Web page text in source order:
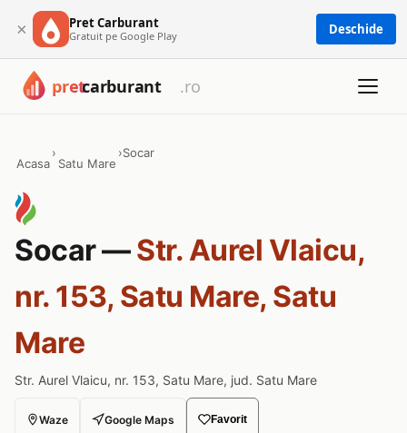
× Pret Carburant
Gratuit pe Google Play Deschide
Acasa
›
Satu Mare
›Socar
Socar —Str. Aurel Vlaicu,
nr. 153, Satu Mare, Satu
Mare
Str. Aurel Vlaicu, nr. 153, Satu Mare, jud. Satu Mare
Waze Google Maps Favorit